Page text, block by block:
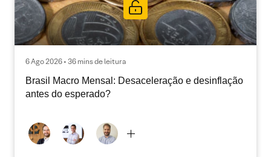
6 Ago 2026 • 36 mins de leitura
Brasil Macro Mensal: Desaceleração e desinflação
antes do esperado?